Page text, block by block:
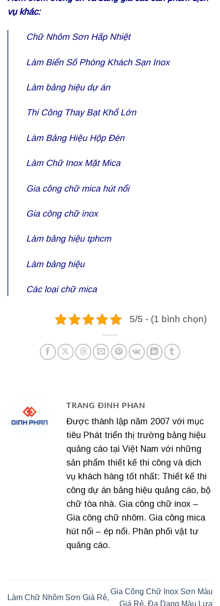
vụ khác:
Chữ Nhôm Sơn Hấp Nhiệt
Làm Biển Số Phòng Khách Sạn Inox
Làm bảng hiệu dự án
Thi Công Thay Bạt Khổ Lớn
Làm Bảng Hiệu Hộp Đèn
Làm Chữ Inox Mặt Mica
Gia công chữ mica hút nổi
Gia công chữ inox
Làm bảng hiệu tphcm
Làm bảng hiệu
Các loại chữ mica
5/5 - (1 bình chọn)
TRANG ĐINH PHAN
Được thành lập năm 2007 với mục
tiêu Phát triển thị trường bảng hiệu
quảng cáo tại Việt Nam với những
sản phẩm thiết kế thi công và dịch
vụ khách hàng tốt nhất: Thiết kế thi
công dự án bảng hiệu quảng cáo, bộ
chữ tòa nhà. Gia công chữ inox –
Gia công chữ nhôm. Gia công mica
hút nổi – ép nổi. Phân phối vật tư
quảng cáo.
Làm Chữ Nhôm Sơn Giá Rẻ,
Gia Công Chữ Inox Sơn Màu
Giá Rẻ, Đa Dạng Màu Lựa